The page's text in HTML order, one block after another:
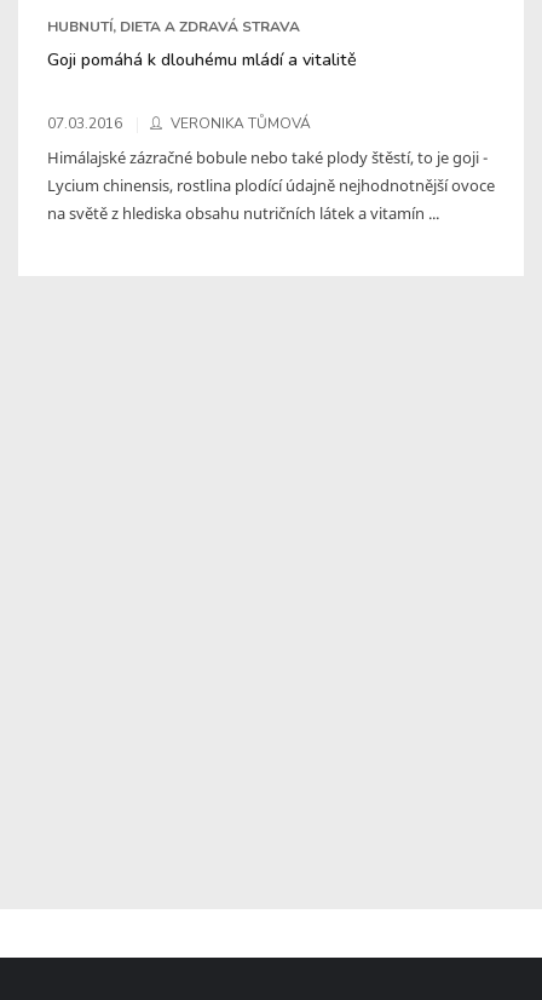
HUBNUTÍ, DIETA A ZDRAVÁ STRAVA
Goji pomáhá k dlouhému mládí a vitalitě
07.03.2016 VERONIKA TŮMOVÁ
Himálajské zázračné bobule nebo také plody štěstí, to je goji -
Lycium chinensis, rostlina plodící údajně nejhodnotnější ovoce
na světě z hlediska obsahu nutričních látek a vitamín ...